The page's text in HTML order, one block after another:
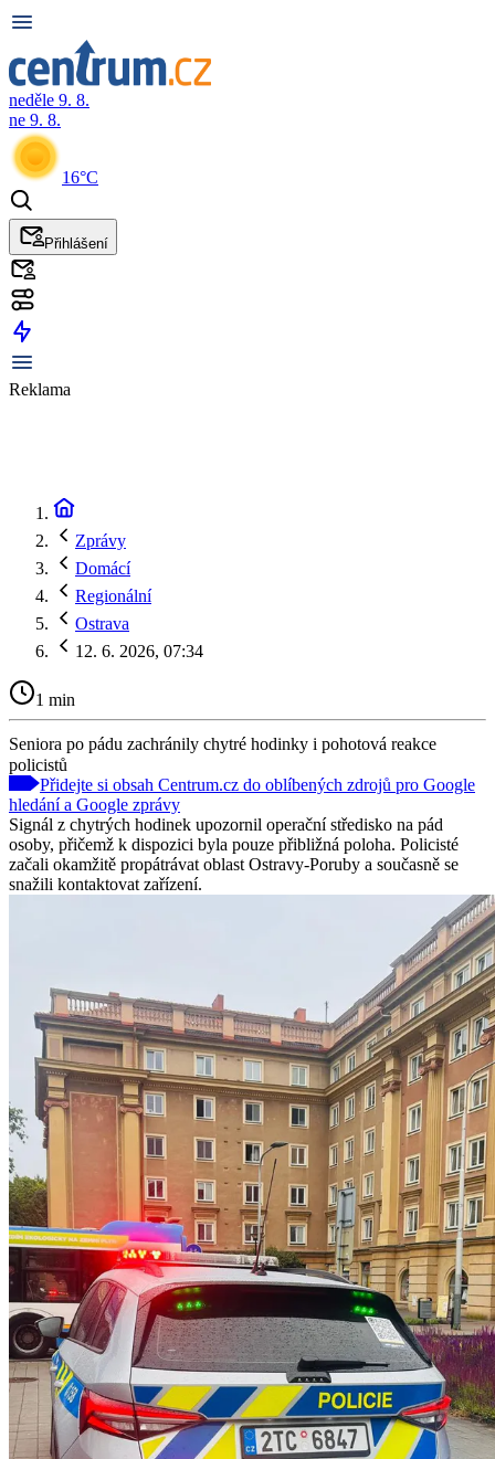
neděle 9. 8.
ne 9. 8.
16°C
Přihlášení
Reklama
Zprávy
Domácí
Regionální
Ostrava
12. 6. 2026, 07:34
1 min
Seniora po pádu zachránily chytré hodinky i pohotová reakce
policistů
Přidejte si obsah Centrum.cz do oblíbených zdrojů pro Google
hledání a Google zprávy
Signál z chytrých hodinek upozornil operační středisko na pád
osoby, přičemž k dispozici byla pouze přibližná poloha. Policisté
začali okamžitě propátrávat oblast Ostravy-Poruby a současně se
snažili kontaktovat zařízení.